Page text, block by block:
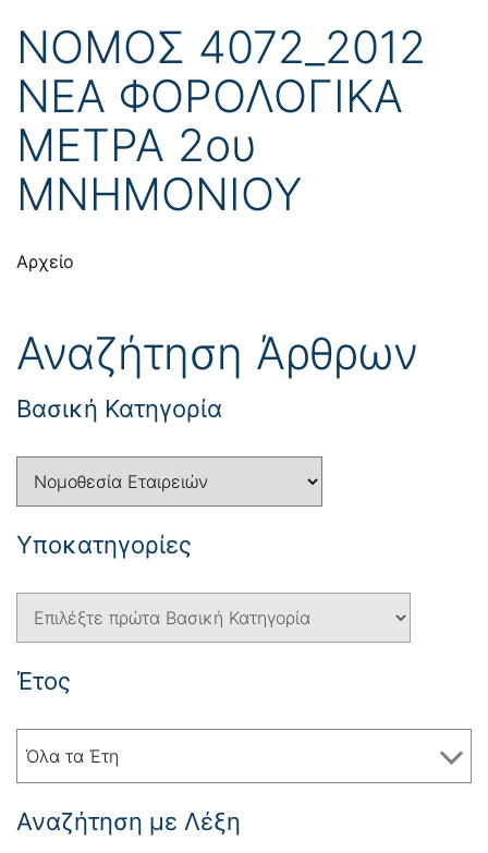
ΝΟΜΟΣ 4072_2012
ΝΕΑ ΦΟΡΟΛΟΓΙΚΑ
ΜΕΤΡΑ 2ου
ΜΝΗΜΟΝΙΟΥ
Αρχείο
Αναζήτηση Άρθρων
Βασική Κατηγορία
Yποκατηγορίες
Έτος
Όλα τα Έτη
Αναζήτηση με Λέξη